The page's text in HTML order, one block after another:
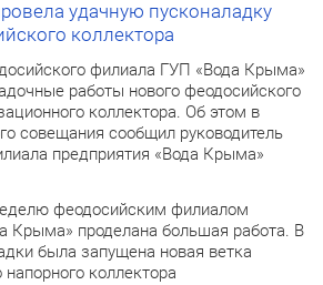
удачную пусконаладку
коллектора
филиала ГУП «Вода Крыма»
работы нового феодосийского
коллектора. Об этом в
совещания сообщил руководитель
предприятия «Вода Крыма»
феодосийским филиалом
Крыма» проделана большая работа. В
была запущена новая ветка
коллектора